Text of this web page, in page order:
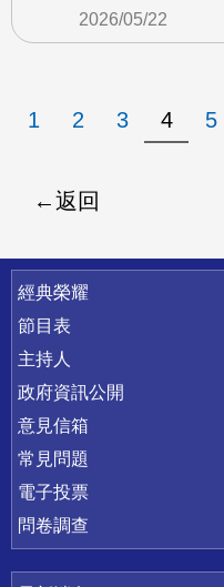
2026/05/22
1 2 3 4 5
返回
快速連結
經典榮耀
節目表
主持人
政府資訊公開
意見信箱
常見問題
電子投票
問卷調查